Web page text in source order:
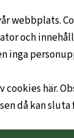
webbplats.
och
inga
cookies här.
då kan sluta